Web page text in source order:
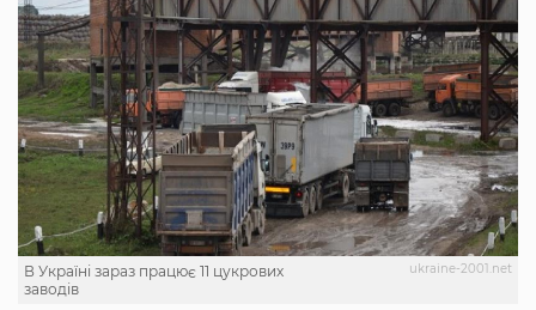
ukraine-2001.net
В Україні зараз працює 11 цукрових
заводів